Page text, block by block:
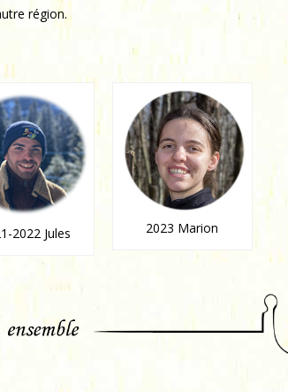
région.
2022 Jules 2023 Marion